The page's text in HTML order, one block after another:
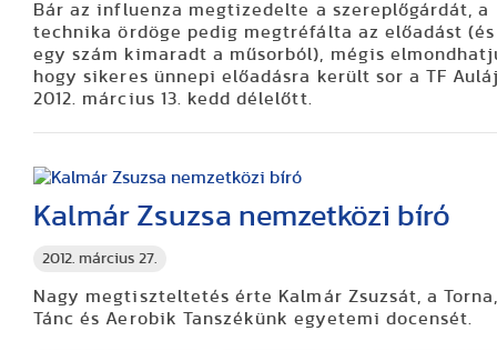
Bár az influenza megtizedelte a szereplőgárdát, a
technika ördöge pedig megtréfálta az előadást
egy szám kimaradt a műsorból), mégis
hogy sikeres ünnepi előadásra került sor a TF
2012. március 13. kedd délelőtt.
2012. március 27.
Kalmár Zsuzsa nemzetközi bíró
Nagy megtiszteltetés érte Kalmár Zsuzsát, a Torna,
Tánc és Aerobik Tanszékünk egyetemi docensét.